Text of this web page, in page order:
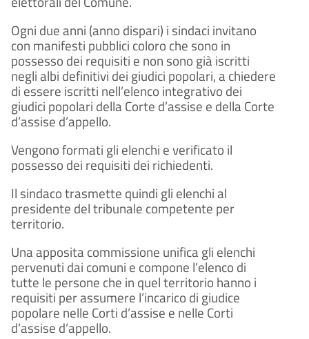
Ogni due anni (anno dispari) i sindaci invitano
con manifesti pubblici coloro che sono in
possesso dei requisiti e non sono già iscritti
negli albi definitivi dei giudici popolari, a chiedere
di essere iscritti nell’elenco integrativo dei
giudici popolari della Corte d’assise e della Corte
d’assise d’appello.
Vengono formati gli elenchi e verificato il
possesso dei requisiti dei richiedenti.
Il sindaco trasmette quindi gli elenchi al
presidente del tribunale competente per
territorio.
Una apposita commissione unifica gli elenchi
pervenuti dai comuni e compone l’elenco di
tutte le persone che in quel territorio hanno i
requisiti per assumere l’incarico di giudice
popolare nelle Corti d’assise e nelle Corti
d’assise d’appello.